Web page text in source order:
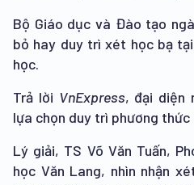
Bộ Giáo dục và Đào tạo
bỏ hay duy trì xét học bạ
học.
Trả lời VnExpress, đại diện
lựa chọn duy trì phương thức
Lý giải, TS Võ Văn Tuấn,
học Văn Lang, nhìn nhận